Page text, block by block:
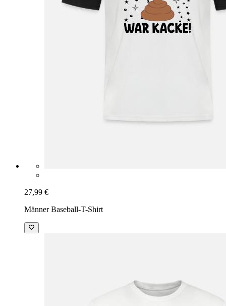
27,99 €
Männer Baseball-T-Shirt